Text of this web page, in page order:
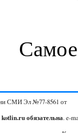
СМИ Эл №77-8561 от
обязательна. e-